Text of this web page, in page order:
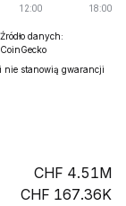
Źródło danych:
CoinGecko
nie stanowią gwarancji
4.51M
167.36K